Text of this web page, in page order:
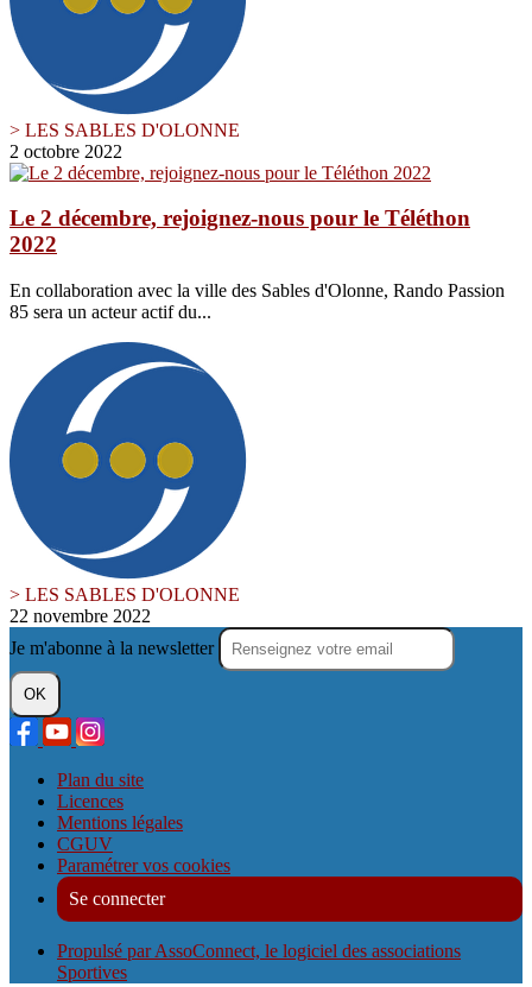
> LES SABLES D'OLONNE
2 octobre 2022
Le 2 décembre, rejoignez-nous pour le Téléthon
2022
En collaboration avec la ville des Sables d'Olonne, Rando Passion
85 sera un acteur actif du...
> LES SABLES D'OLONNE
22 novembre 2022
Je m'abonne à la newsletter
OK
Plan du site
Licences
Mentions légales
CGUV
Paramétrer vos cookies
Se connecter
Propulsé par AssoConnect, le logiciel des associations
Sportives